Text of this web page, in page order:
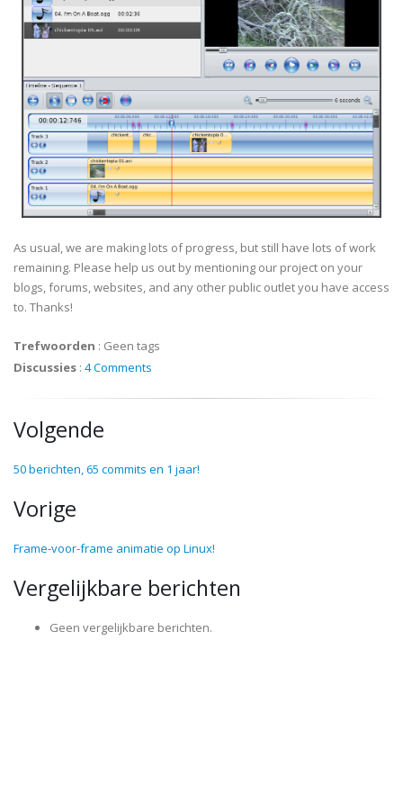
As usual, we are making lots of progress, but still have lots of work
remaining. Please help us out by mentioning our project on your
blogs, forums, websites, and any other public outlet you have access
to. Thanks!
Trefwoorden : Geen tags
Discussies : 4 Comments
Volgende
50 berichten, 65 commits en 1 jaar!
Vorige
Frame-voor-frame animatie op Linux!
Vergelijkbare berichten
Geen vergelijkbare berichten.